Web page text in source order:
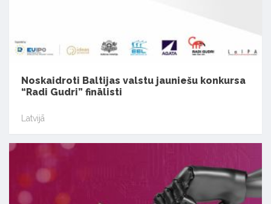
Noskaidroti Baltijas valstu jauniešu konkursa
“Radi Gudri” finālisti
Latvijā